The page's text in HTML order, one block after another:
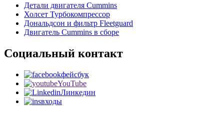
Детали двигателя Cummins
Холсет Турбокомпрессор
Дональдсон и фильтр Fleetguard
Двигатель Cummins в сборе
Социальный контакт
фейсбук
YouTube
Линкедин
входы